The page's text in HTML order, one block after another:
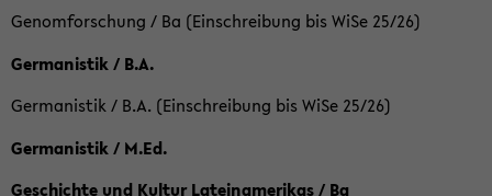
Genomforschung / Ba (Einschreibung bis WiSe 25/26)
Germanistik / B.A.
Germanistik / B.A. (Einschreibung bis WiSe 25/26)
Germanistik / M.Ed.
Geschichte und Kultur Lateinamerikas / Ba